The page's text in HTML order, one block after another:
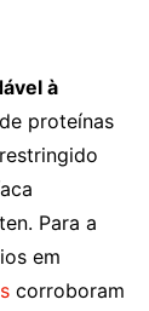
à
proteínas
Para a
em
corroboram